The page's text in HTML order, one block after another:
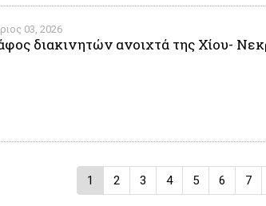
03, 2026
διακινητών ανοιχτά της Χίου-
Τρέχουσα
σελίδα
1 Σελίδα
2 Σελίδα
3 Σελίδα
4 Σελίδα
5 Σελίδα
6 7